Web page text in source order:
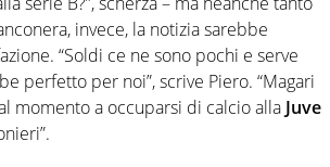
invece, la notizia sarebbe
“Soldi ce ne sono pochi e serve
perfetto per noi”, scrive Piero. “Magari
momento a occuparsi di calcio alla Juve